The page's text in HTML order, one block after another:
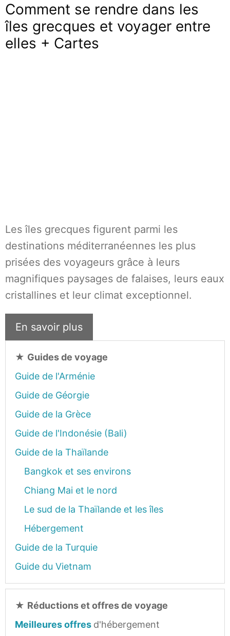
Comment se rendre dans les
îles grecques et voyager entre
elles + Cartes
Les îles grecques figurent parmi les
destinations méditerranéennes les plus
prisées des voyageurs grâce à leurs
magnifiques paysages de falaises, leurs eaux
cristallines et leur climat exceptionnel.
En savoir plus
★ Guides de voyage
Guide de l'Arménie
Guide de Géorgie
Guide de la Grèce
Guide de l'Indonésie (Bali)
Guide de la Thaïlande
Bangkok et ses environs
Chiang Mai et le nord
Le sud de la Thaïlande et les îles
Hébergement
Guide de la Turquie
Guide du Vietnam
★ Réductions et offres de voyage
Meilleures offres d'hébergement